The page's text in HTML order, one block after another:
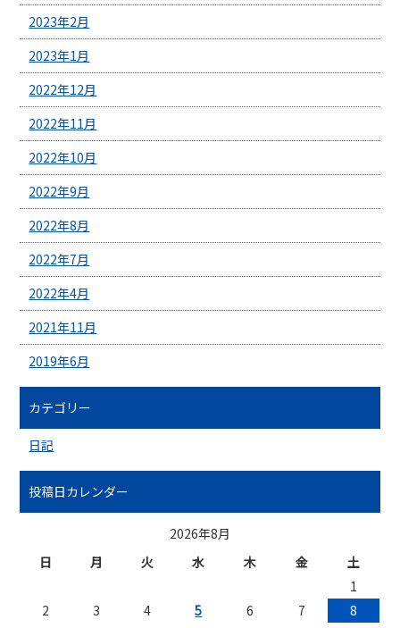
2023年2月
2023年1月
2022年12月
2022年11月
2022年10月
2022年9月
2022年8月
2022年7月
2022年4月
2021年11月
2019年6月
カテゴリー
日記
投稿日カレンダー
2026年8月
日
月 火 水 木 金
土
1
2
3 4 5 6 7
8